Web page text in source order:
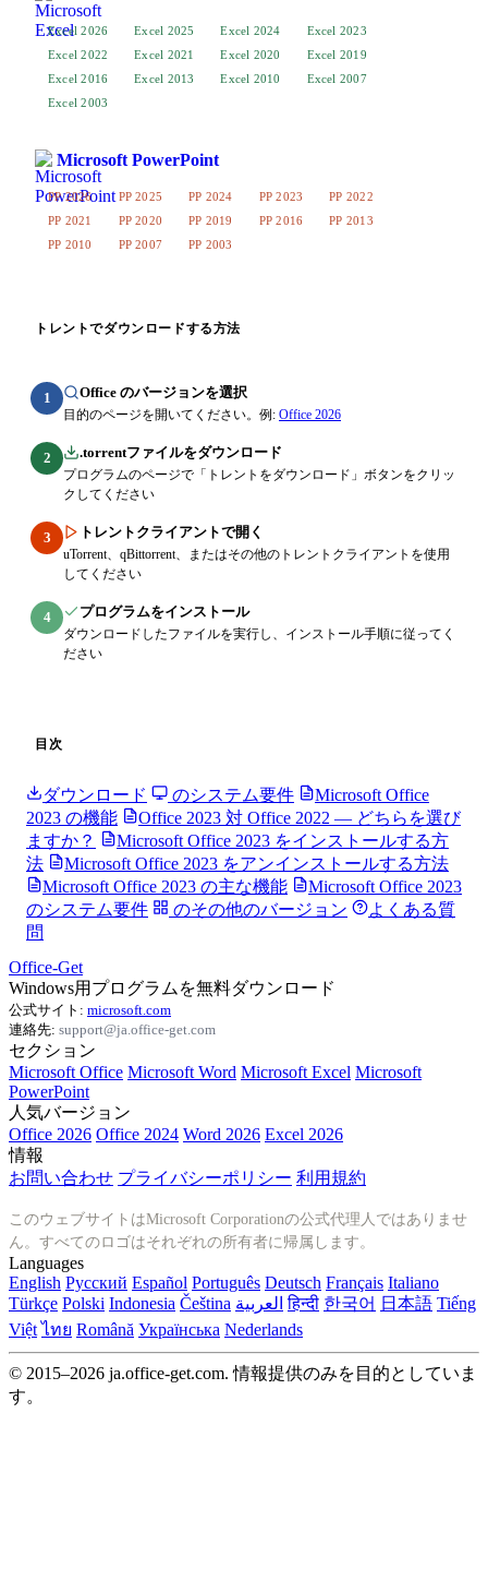
Excel 2026 Excel 2025 Excel 2024
Excel 2023
Excel 2022
Excel 2021 Excel 2020
Excel 2019
Excel 2016
Excel 2013 Excel 2010
Excel 2007
Excel 2003
Microsoft PowerPoint
PP 2026 PP 2025 PP 2024 PP 2023
PP 2022
PP 2021
PP 2020 PP 2019 PP 2016
PP 2013
PP 2010
PP 2007 PP 2003
トレントでダウンロードする方法
1 Office のバージョンを選択
目的のページを開いてください。例: Office 2026
2 .torrentファイルをダウンロード
プログラムのページで「トレントをダウンロード」ボタンをクリッ
クしてください
3 トレントクライアントで開く
uTorrent、qBittorrent、またはその他のトレントクライアントを使用
してください
4 プログラムをインストール
ダウンロードしたファイルを実行し、インストール手順に従ってく
ださい
目次
ダウンロード のシステム要件
Microsoft Office
2023 の機能
Office 2023 対 Office 2022 — どちらを選び
ますか？
Microsoft Office 2023 をインストールする方
法
Microsoft Office 2023 をアンインストールする方法
Microsoft Office 2023 の主な機能
Microsoft Office 2023
のシステム要件
のその他のバージョン
よくある質
問
Office-Get
Windows用プログラムを無料ダウンロード
公式サイト: microsoft.com
連絡先: support@ja.office-get.com
セクション
Microsoft Office Microsoft Word Microsoft Excel Microsoft
PowerPoint
人気バージョン
Office 2026 Office 2024 Word 2026 Excel 2026
情報
お問い合わせ プライバシーポリシー 利用規約
このウェブサイトはMicrosoft Corporationの公式代理人ではありませ
ん。すべてのロゴはそれぞれの所有者に帰属します。
Languages
English Русский Español Português Deutsch Français Italiano
Türkçe Polski Indonesia Čeština العربية हिन्दी 한국어 日本語 Tiếng
Việt ไทย Română Українська Nederlands
© 2015–2026 ja.office-get.com. 情報提供のみを目的としていま
す。